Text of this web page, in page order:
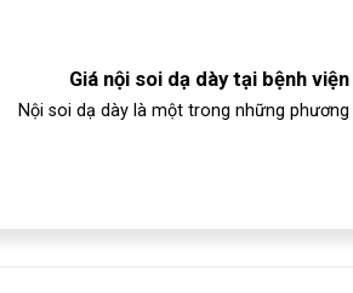
Giá nội soi dạ dày tại bệnh
Nội soi dạ dày là một trong những